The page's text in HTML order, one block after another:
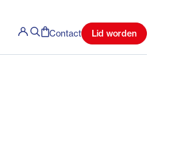
Contact Lid worden